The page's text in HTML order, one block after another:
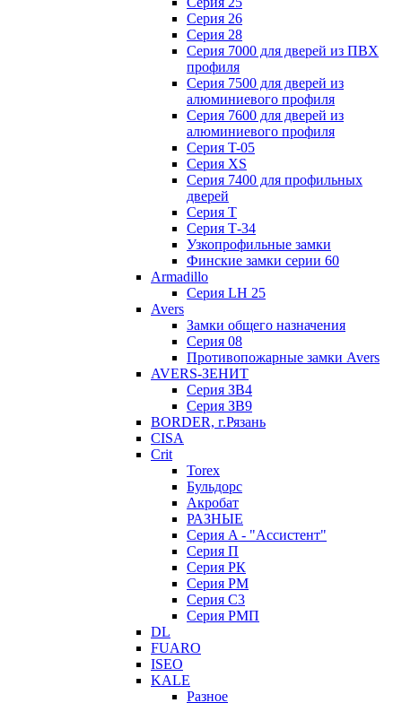
Серия 26
Серия 28
Серия 7000 для дверей из ПВХ
профиля
Серия 7500 для дверей из
алюминиевого профиля
Серия 7600 для дверей из
алюминиевого профиля
Серия T-05
Серия XS
Серия 7400 для профильных
дверей
Серия Т
Серия Т-34
Узкопрофильные замки
Финские замки серии 60
Armadillo
Серия LH 25
Avers
Замки общего назначения
Серия 08
Противопожарные замки Avers
AVERS-ЗЕНИТ
Серия ЗВ4
Серия ЗВ9
BORDER, г.Рязань
CISA
Crit
Torex
Бульдорс
Акробат
РАЗНЫЕ
Серия A - "Ассистент"
Серия П
Серия РК
Серия РМ
Серия С3
Серия РМП
DL
FUARO
ISEO
KALE
Разное